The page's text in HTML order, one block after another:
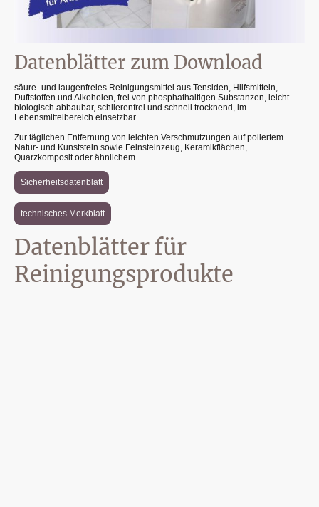
Datenblätter zum Download
säure- und laugenfreies Reinigungsmittel aus Tensiden, Hilfsmitteln,
Duftstoffen und Alkoholen, frei von phosphathaltigen Substanzen, leicht
biologisch abbaubar, schlierenfrei und schnell trocknend, im
Lebensmittelbereich einsetzbar.
Zur täglichen Entfernung von leichten Verschmutzungen auf poliertem
Natur- und Kunststein sowie Feinsteinzeug, Keramikflächen,
Quarzkomposit oder ähnlichem.
Sicherheitsdatenblatt
technisches Merkblatt
Datenblätter für
Reinigungsprodukte